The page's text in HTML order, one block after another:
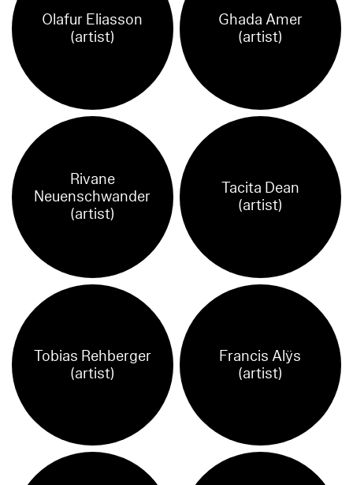
Olafur Eliasson
(artist)
Ghada Amer
(artist)
Rivane
Neuenschwander
(artist)
Tacita Dean
(artist)
Tobias Rehberger
(artist)
Francis Alÿs
(artist)